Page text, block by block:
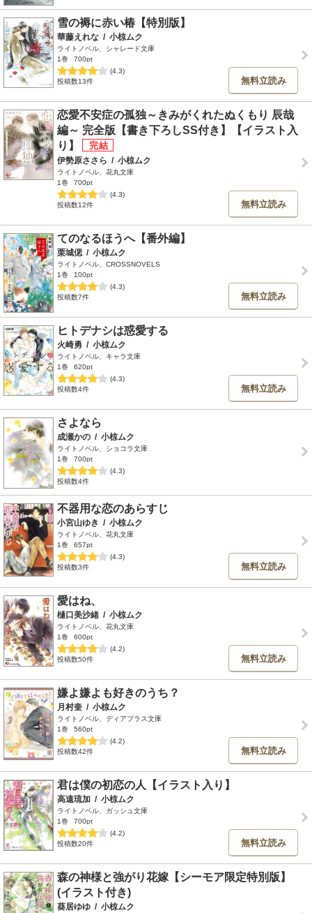
雪の褥に赤い椿【特別版】
華藤えれな / 小椋ムク
ライトノベル、シャレード文庫
1巻
700pt
(4.3)
投稿数13件
無料立読み
恋愛不安症の孤独～きみがくれたぬくもり 辰哉
編～ 完全版【書き下ろしSS付き】【イラスト入
り】
伊勢原ささら / 小椋ムク
ライトノベル、花丸文庫
1巻
700pt
(4.3)
投稿数12件
無料立読み
てのなるほうへ【番外編】
栗城偲 / 小椋ムク
ライトノベル、CROSSNOVELS
1巻
100pt
(4.3)
投稿数7件
無料立読み
ヒトデナシは惑愛する
火崎勇 / 小椋ムク
ライトノベル、キャラ文庫
1巻
620pt
(4.3)
投稿数4件
無料立読み
さよなら
成瀬かの / 小椋ムク
ライトノベル、ショコラ文庫
1巻
700pt
(4.3)
投稿数4件
不器用な恋のあらすじ
小宮山ゆき / 小椋ムク
ライトノベル、花丸文庫
1巻
657pt
(4.3)
投稿数3件
無料立読み
愛はね、
樋口美沙緒 / 小椋ムク
ライトノベル、花丸文庫
1巻
600pt
(4.2)
投稿数50件
無料立読み
嫌よ嫌よも好きのうち？
月村奎 / 小椋ムク
ライトノベル、ディアプラス文庫
1巻
560pt
(4.2)
投稿数42件
無料立読み
君は僕の初恋の人【イラスト入り】
高遠琉加 / 小椋ムク
ライトノベル、ガッシュ文庫
1巻
700pt
(4.2)
投稿数20件
無料立読み
森の神様と強がり花嫁【シーモア限定特別版】
(イラスト付き)
葵居ゆゆ / 小椋ムク